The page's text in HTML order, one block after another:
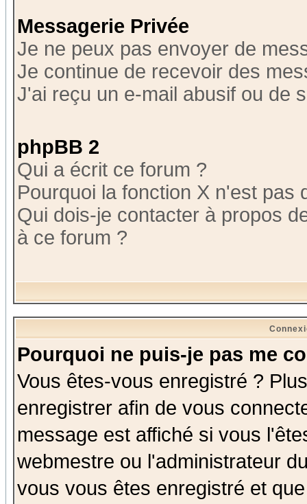
Messagerie Privée
Je ne peux pas envoyer de
Je continue de recevoir des
J'ai reçu un e-mail abusif ou de
phpBB 2
Qui a écrit ce forum ?
Pourquoi la fonction X n'est pas
Qui dois-je contacter à propos
à ce forum ?
Pourquoi ne puis-je pas me
Vous êtes-vous enregistré ?
enregistrer afin de vous
message est affiché si vous
webmestre ou l'administrateur
vous vous êtes enregistré et